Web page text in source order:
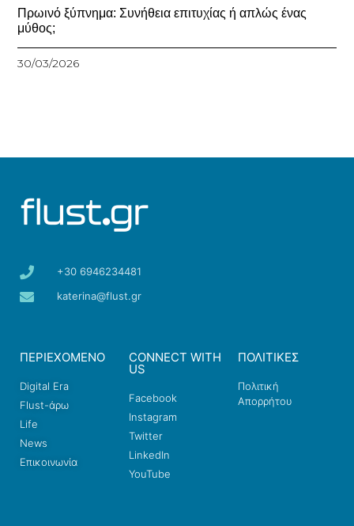
Πρωινό ξύπνημα: Συνήθεια επιτυχίας ή απλώς ένας
μύθος;
30/03/2026
+30 6946234481
katerina@flust.gr
ΠΕΡΙΕΧΟΜΕΝΟ
Digital Era
Flust-άρω
Life
News
Επικοινωνία
CONNECT WITH
US
Facebook
Instagram
Twitter
LinkedIn
YouTube
ΠΟΛΙΤΙΚΕΣ
Πολιτική
Απορρήτου